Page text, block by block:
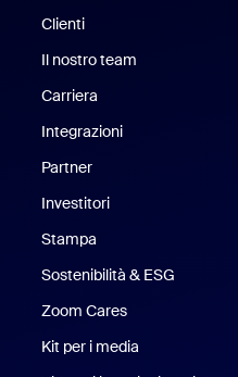
Clienti
Il nostro team
Carriera
Integrazioni
Partner
Investitori
Stampa
Sostenibilità & ESG
Zoom Cares
Kit per i media